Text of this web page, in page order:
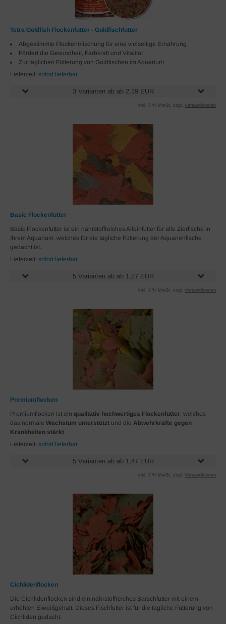
Tetra Goldfish Flockenfutter - Goldfischfutter
Abgestimmte Flockenmischung für eine vielseitige Ernährung
Fördert die Gesundheit, Farbkraft und Vitalität
Zur täglichen Fütterung von Goldfischen im Aquarium
Lieferzeit: sofort lieferbar
3 Varianten ab ab 2,19 EUR
inkl. 7 % MwSt. zzgl. Versandkosten
Basic Flockenfutter
Basic Flockenfutter ist ein nährstoffreiches Alleinfutter für alle Zierfische in
Ihrem Aquarium, welches für die tägliche Fütterung der Aquarienfische
gedacht ist.
Lieferzeit: sofort lieferbar
5 Varianten ab ab 1,27 EUR
inkl. 7 % MwSt. zzgl. Versandkosten
Premiumflocken
Premiumflocken ist ein qualitativ hochwertiges Flockenfutter, welches
das normale Wachstum unterstützt und die Abwehrkräfte gegen
Krankheiten stärkt.
Lieferzeit: sofort lieferbar
5 Varianten ab ab 1,47 EUR
inkl. 7 % MwSt. zzgl. Versandkosten
Cichlidenflocken
Die Cichlidenflocken sind ein nährstoffreiches Barschfutter mit einem
erhöhten Eiweißgehalt. Dieses Fischfutter ist für die tägliche Fütterung von
Cichliden gedacht.